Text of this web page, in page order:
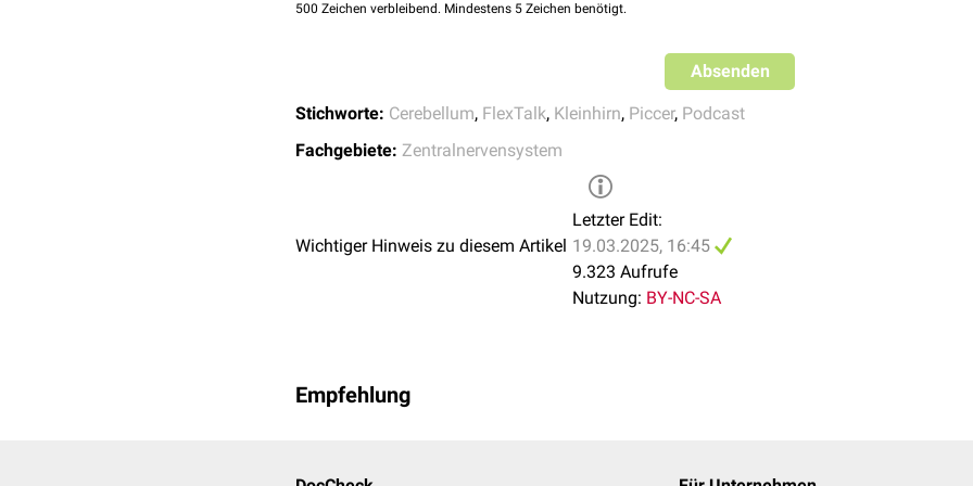
500 Zeichen verbleibend. Mindestens 5 Zeichen benötigt.
Absenden
Stichworte: Cerebellum, FlexTalk, Kleinhirn, Piccer, Podcast
Fachgebiete: Zentralnervensystem
Wichtiger Hinweis zu diesem Artikel
Letzter Edit:
19.03.2025, 16:45
9.323 Aufrufe
Nutzung: BY-NC-SA
Empfehlung